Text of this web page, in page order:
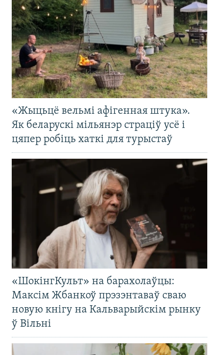
«Жыцьцё вельмі афігенная штука».
Як беларускі мільянэр страціў усё і
цяпер робіць хаткі для турыстаў
«ШокінгКульт» на барахолаўцы:
Максім Жбанкоў прэзэнтаваў сваю
новую кнігу на Кальварыйскім рынку
ў Вільні